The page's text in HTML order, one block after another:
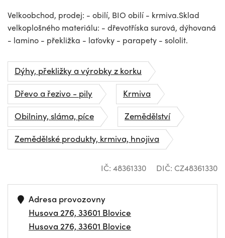
Velkoobchod, prodej: - obilí, BIO obilí - krmiva.Sklad
velkoplošného materiálu: - dřevotříska surová, dýhovaná
- lamino - překližka - laťovky - parapety - sololit.
Dýhy, překližky a výrobky z korku
Dřevo a řezivo - pily
Krmiva
Obilniny, sláma, píce
Zemědělství
Zemědělské produkty, krmiva, hnojiva
IČ: 48361330 DIČ: CZ48361330
Adresa provozovny
Husova 276, 33601 Blovice
Husova 276, 33601 Blovice